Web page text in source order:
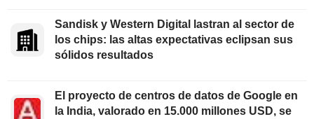
Sandisk y Western Digital lastran al sector de
los chips: las altas expectativas eclipsan sus
sólidos resultados
El proyecto de centros de datos de Google en
la India, valorado en 15.000 millones USD, se